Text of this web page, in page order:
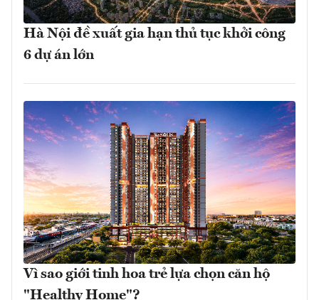
Hà Nội đề xuất gia hạn thủ tục khởi công
6 dự án lớn
Vì sao giới tinh hoa trẻ lựa chọn căn hộ
"Healthy Home"?